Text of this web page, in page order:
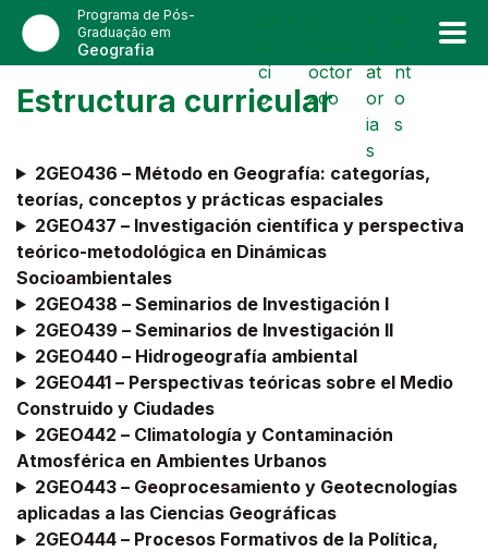
Programa de Pós-
Graduação em
Geografia
ci
o
octor
ado
at
or
ia
s
nt
o
s
Estructura curricular
2GEO436 – Método en Geografía: categorías,
teorías, conceptos y prácticas espaciales
2GEO437 – Investigación científica y perspectiva
teórico-metodológica en Dinámicas
Socioambientales
2GEO438 – Seminarios de Investigación I
2GEO439 – Seminarios de Investigación II
2GEO440 – Hidrogeografía ambiental
2GEO441 – Perspectivas teóricas sobre el Medio
Construido y Ciudades
2GEO442 – Climatología y Contaminación
Atmosférica en Ambientes Urbanos
2GEO443 – Geoprocesamiento y Geotecnologías
aplicadas a las Ciencias Geográficas
2GEO444 – Procesos Formativos de la Política,